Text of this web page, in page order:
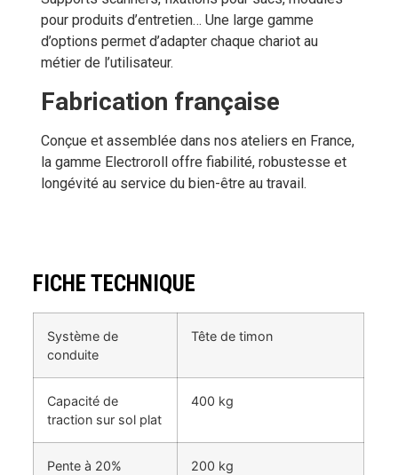
pour produits d’entretien… Une large gamme
d’options permet d’adapter chaque chariot au
métier de l’utilisateur.
Fabrication française
Conçue et assemblée dans nos ateliers en France,
la gamme Electroroll offre fiabilité, robustesse et
longévité au service du bien-être au travail.
FICHE TECHNIQUE
Système de
conduite
Tête de timon
Capacité de
traction sur sol plat
400 kg
Pente à 20% 200 kg